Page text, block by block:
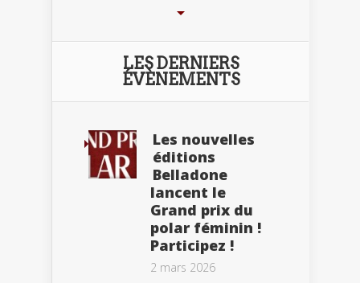
LES DERNIERS
ÉVÈNEMENTS
Les nouvelles
éditions
Belladone
lancent le
Grand prix du
polar féminin !
Participez !
2 mars 2026